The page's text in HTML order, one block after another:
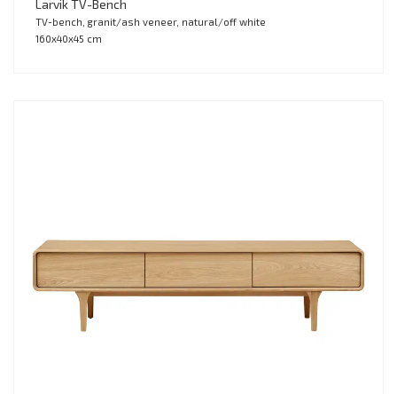
Larvik TV-Bench
TV-bench, granit/ash veneer, natural/off white
160x40x45 cm